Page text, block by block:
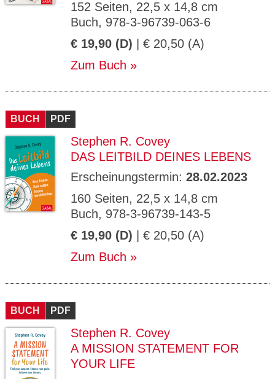
152 Seiten, 22,5 x 14,8 cm
Buch, 978-3-96739-063-6
€ 19,90 (D) | € 20,50 (A)
Zum Buch
BUCH PDF
Stephen R. Covey
DAS LEITBILD DEINES LEBENS
Erscheinungstermin: 28.02.2023
160 Seiten, 22,5 x 14,8 cm
Buch, 978-3-96739-143-5
€ 19,90 (D) | € 20,50 (A)
Zum Buch
BUCH PDF
Stephen R. Covey
A MISSION STATEMENT FOR
YOUR LIFE